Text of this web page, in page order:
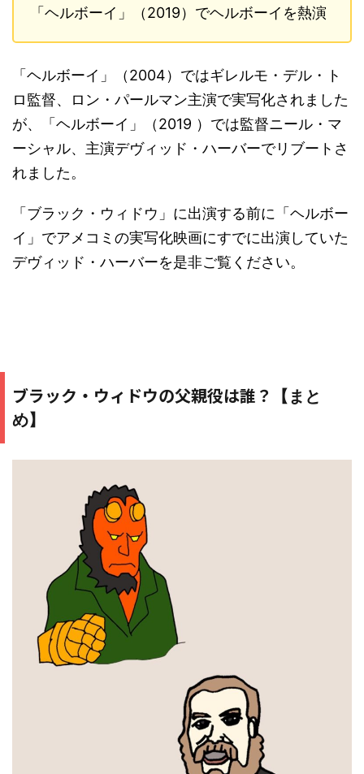
「ヘルボーイ」（2019）でヘルボーイを熱演
「ヘルボーイ」（2004）ではギレルモ・デル・ト
ロ監督、ロン・パールマン主演で実写化されました
が、「ヘルボーイ」（2019 ）では監督ニール・マ
ーシャル、主演デヴィッド・ハーバーでリブートさ
れました。
「ブラック・ウィドウ」に出演する前に「ヘルボー
イ」でアメコミの実写化映画にすでに出演していた
デヴィッド・ハーバーを是非ご覧ください。
ブラック・ウィドウの父親役は誰？
【まと
め】